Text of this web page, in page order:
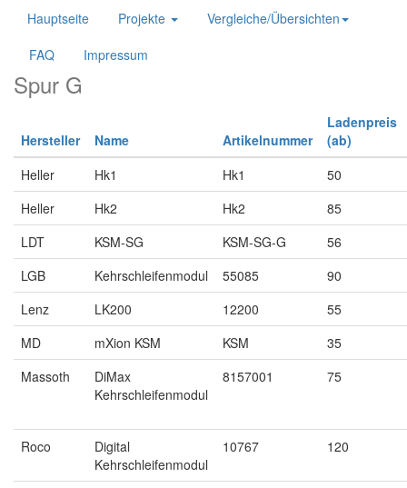
Hauptseite Projekte
Vergleiche/Übersichten
FAQ
Impressum
Spur G
Hersteller Name Artikelnummer
Ladenpreis
(ab)
Heller
Hk1 Hk1
50
Heller
Hk2 Hk2
85
LDT
KSM-SG KSM-SG-G
56
LGB
Kehrschleifenmodul 55085
90
Lenz
LK200 12200
55
MD
mXion KSM KSM
35
Massoth
DiMax
Kehrschleifenmodul
8157001 75
Roco
Digital
Kehrschleifenmodul
10767 120